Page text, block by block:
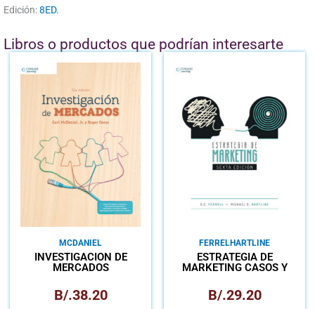
Edición:8ED.
Libros o productos que podrían interesarte
MCDANIEL
INVESTIGACIÓN DE
MERCADOS
B/.38.20
FERRELHARTLINE
ESTRATEGIA DE
MARKETING CASOS Y
B/.29.20